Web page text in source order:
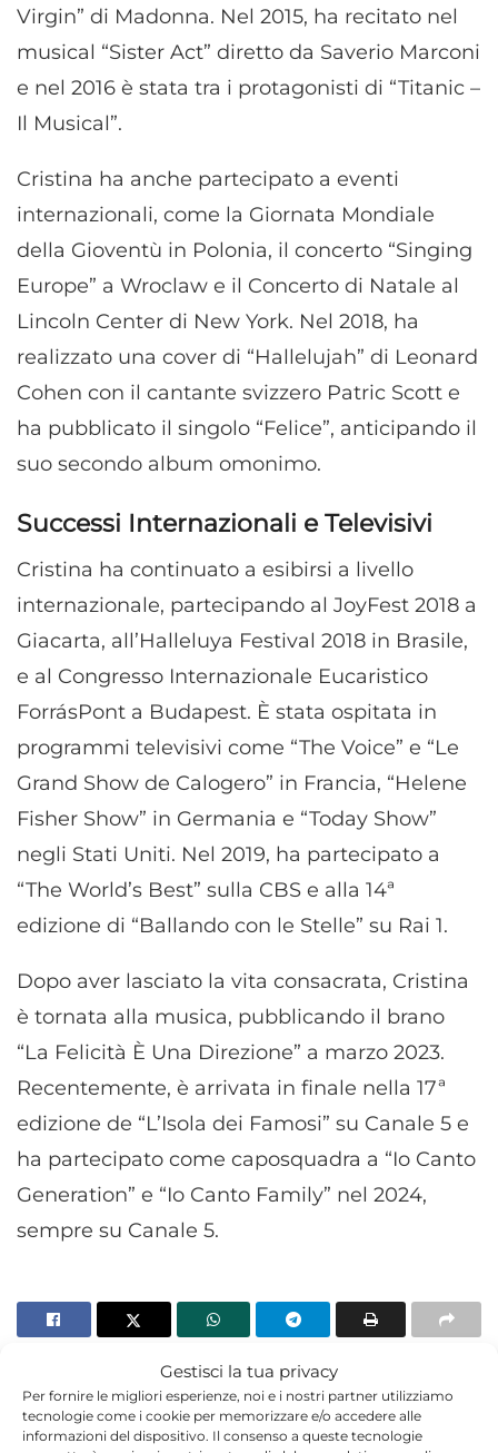
Gestisci la tua privacy
Per fornire le migliori esperienze, noi e i nostri partner utilizziamo
tecnologie come i cookie per memorizzare e/o accedere alle
informazioni del dispositivo. Il consenso a queste tecnologie
Virgin” di Madonna. Nel 2015, ha recitato nel
musical “Sister Act” diretto da Saverio Marconi
e nel 2016 è stata tra i protagonisti di “Titanic –
Il Musical”.
Cristina ha anche partecipato a eventi
internazionali, come la Giornata Mondiale
della Gioventù in Polonia, il concerto “Singing
Europe” a Wroclaw e il Concerto di Natale al
Lincoln Center di New York. Nel 2018, ha
realizzato una cover di “Hallelujah” di Leonard
Cohen con il cantante svizzero Patric Scott e
ha pubblicato il singolo “Felice”, anticipando il
suo secondo album omonimo.
Successi Internazionali e Televisivi
Cristina ha continuato a esibirsi a livello
internazionale, partecipando al JoyFest 2018 a
Giacarta, all’Halleluya Festival 2018 in Brasile,
e al Congresso Internazionale Eucaristico
ForrásPont a Budapest. È stata ospitata in
programmi televisivi come “The Voice” e “Le
Grand Show de Calogero” in Francia, “Helene
Fisher Show” in Germania e “Today Show”
negli Stati Uniti. Nel 2019, ha partecipato a
“The World’s Best” sulla CBS e alla 14ª
edizione di “Ballando con le Stelle” su Rai 1.
Dopo aver lasciato la vita consacrata, Cristina
è tornata alla musica, pubblicando il brano
“La Felicità È Una Direzione” a marzo 2023.
Recentemente, è arrivata in finale nella 17ª
edizione de “L’Isola dei Famosi” su Canale 5 e
ha partecipato come caposquadra a “Io Canto
Generation” e “Io Canto Family” nel 2024,
sempre su Canale 5.
TORNA IN MODA E SPETTACOLO